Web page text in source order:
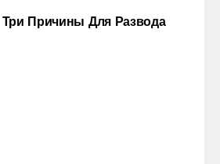
Три Причины Для Развода